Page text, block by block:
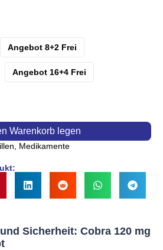
Angebot 8+2 Frei
Angebot 16+4 Frei
Warenkorb legen
Medikamente
Sicherheit: Cobra 120 mg